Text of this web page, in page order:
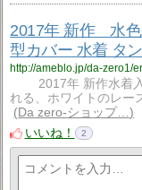
2017年 新作 水
型カバー 水着 タ
http://ameblo.jp/da-zero1/
2017年 新作水着入
れる、ホワイトのレー
Da zero-ショップ…
いいね！
2